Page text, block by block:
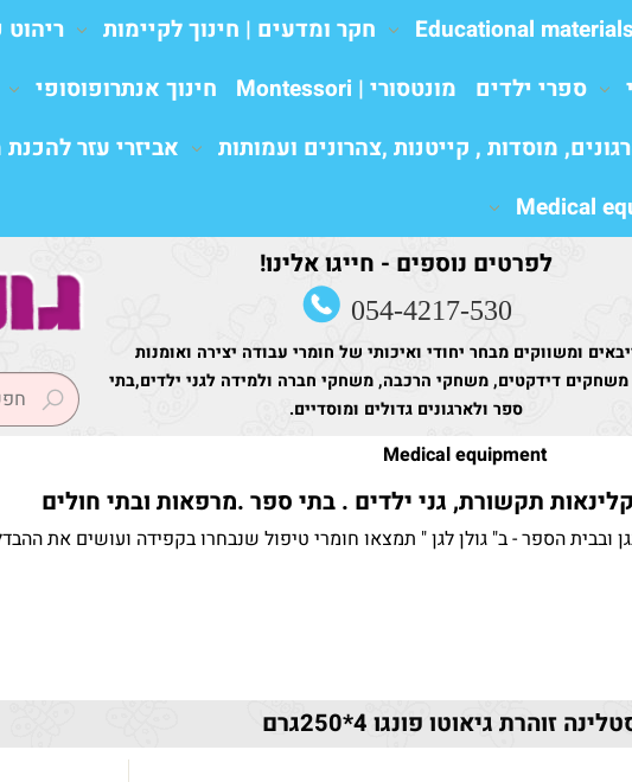
לפרטים נוספים - חייגו אלינו!
054-4217-530
ומשווקים מבחר יחודי ואיכותי של חומרי עבודה יצירה ואומנות
משחקים דידקטים, משחקי הרכבה, משחקי חברה ולמידה לגני ילדים,בתי
ספר ולארגונים גדולים ומוסדיים.
חקר ומדעים | חינוך לקיימות
ספרי ילדים מונטסורי | Montessori חינוך אנתרופוסופי
מוסדות , קייטנות ,צהרונים ועמותות
אביזרי עזר
Medical equipment
תקשורת, גני ילדים . בתי ספר .מרפאות ובתי חולים
ובבית הספר - ב" גולן לגן " תמצאו חומרי טיפול שנבחרו בקפידה ועושים את
זוהרת גיאוטו פונגו 4*250גרם